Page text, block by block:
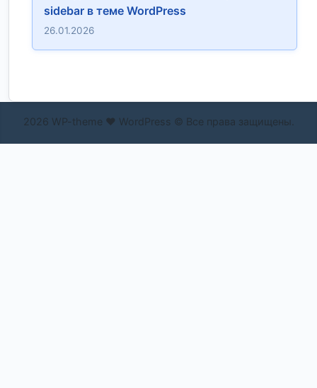
sidebar в теме WordPress
26.01.2026
2026 WP-theme ❤ WordPress © Все права защищены.